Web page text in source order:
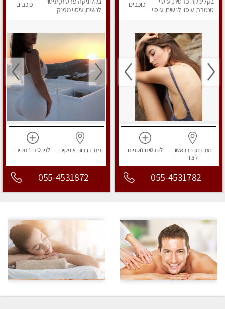
טנטרה, עיסוי לנשים, עיסוי
כוכבים
מחוז מרכזראשון
לציון
לפרטים נוספים
055-4531782
לנשים, עיסוי מפנק
כוכבים
מחוז דרום אופקים לפרטים נוספים
055-4531872